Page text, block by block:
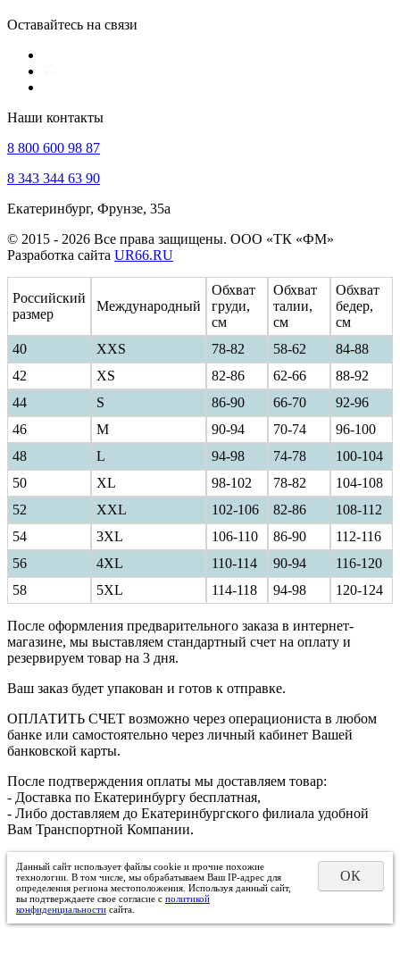
Оставайтесь на связи
Наши контакты
8 800 600 98 87
8 343 344 63 90
Екатеринбург, Фрунзе, 35а
© 2015 - 2026 Все права защищены. ООО «ТК «ФМ»
Разработка сайта UR66.RU
Российский
размер
Международный
Обхват
груди,
см
Обхват
талии,
см
Обхват
бедер,
см
40
ХXS 78-82 58-62
84-88
42
XS 82-86 62-66
88-92
44
S 86-90 66-70
92-96
46
M 90-94 70-74
96-100
48
L 94-98 74-78
100-104
50
XL 98-102 78-82
104-108
52
XXL 102-106 82-86
108-112
54
3XL 106-110 86-90
112-116
56
4XL 110-114 90-94
116-120
58
5XL 114-118 94-98 120-124
После оформления предварительного заказа в интернет-
магазине, мы выставляем стандартный счет на оплату и
резервируем товар на 3 дня.
Ваш заказ будет упакован и готов к отправке.
ОПЛАТИТЬ СЧЕТ возможно через операциониста в любом
банке или самостоятельно через личный кабинет Вашей
банковской карты.
После подтверждения оплаты мы доставляем товар:
- Доставка по Екатеринбургу бесплатная,
- Либо доставляем до Екатеринбургского филиала удобной
Вам Транспортной Компании.
Данный сайт использует файлы cookie и прочие похожие
технологии. В том числе, мы обрабатываем Ваш IP-адрес для
определения региона местоположения. Используя данный сайт,
вы подтверждаете свое согласие с политикой
конфиденциальности сайта.
ОК